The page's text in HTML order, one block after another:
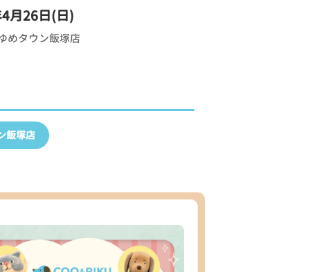
月26日(日)
めタウン飯塚店
飯塚店